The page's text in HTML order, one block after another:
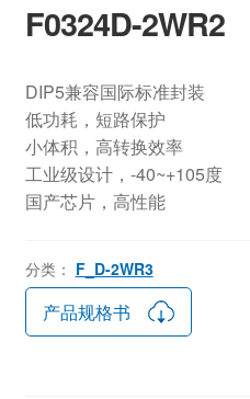
F0324D-2WR2
DIP5兼容国际标准封装
低功耗，短路保护
小体积，高转换效率
工业级设计，-40~+105度
国产芯片，高性能
分类： F_D-2WR3
产品规格书